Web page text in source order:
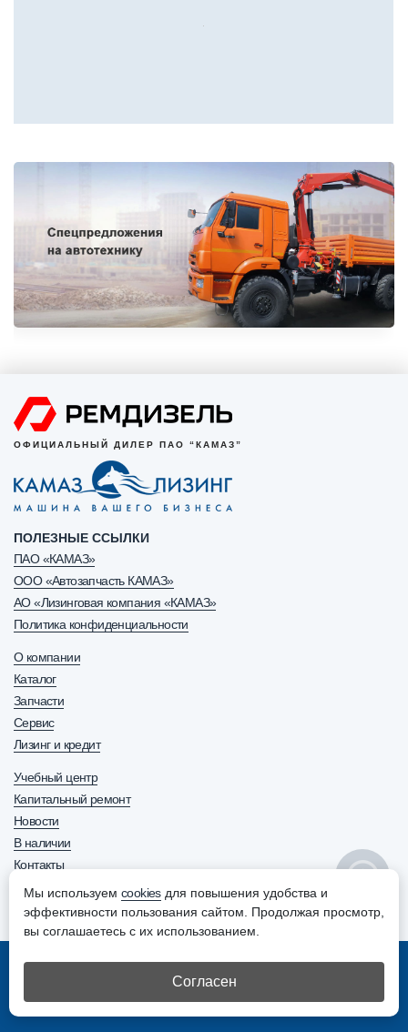
Мы используем cookiesдля повышения удобства и
эффективности пользования сайтом. Продолжая просмотр,
вы соглашаетесь с их использованием.
Согласен
ОФИЦИАЛЬНЫЙ ДИЛЕР ПАО “КАМАЗ”
ПОЛЕЗНЫЕ ССЫЛКИ
ПАО «КАМАЗ»
ООО «Автозапчасть КАМАЗ»
АО «Лизинговая компания «КАМАЗ»
Политика конфиденциальности
О компании
Каталог
Запчасти
Сервис
Лизинг и кредит
Учебный центр
Капитальный ремонт
Новости
В наличии
Контакты
8 800 600-63-70 +7 (8552) 30-63-70
ОТДЕЛ ПРОДАЖ